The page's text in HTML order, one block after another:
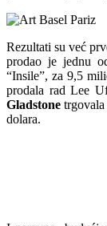
Rezultati su već
prodao je jednu
“Insile”, za 9,5
prodala rad Lee
Gladstone
dolara.